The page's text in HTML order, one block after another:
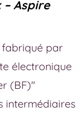
– Aspire
fabriqué par
électronique
(BF)"
intermédiaires